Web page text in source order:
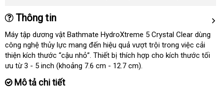
Thông tin
Máy tập dương vật Bathmate HydroXtreme 5 Crystal Clear dùng
công nghệ thủy lực mang đến hiệu quả vượt trội trong việc cải
thiện kích thước “cậu nhỏ”Đài
Loan
. Thiết bị thích hợp cho kích thước tối
ưu từ 3 - 5 inch (khoảng 7.6 cm - 12.7 cm).
Mô tả chi tiết